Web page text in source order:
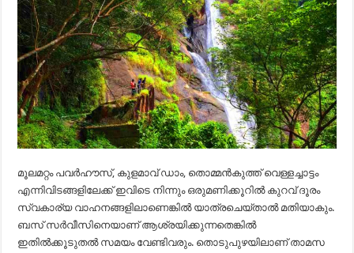
മൂലമറ്റം പവര്‍ഹൗസ്, കുളമാവ് ഡാം, തൊമ്മന്‍കുത്ത് വെള്ളച്ചാട്ടം
എന്നിവിടങ്ങളിലേക്ക് ഇവിടെ നിന്നും ഒരുമണിക്കൂറില്‍ കുറവ് ദൂരം
സ്വകാര്യ വാഹനങ്ങളിലാണെങ്കില്‍ യാത്രചെയ്താല്‍ മതിയാകും.
ബസ് സര്‍വീസിനെയാണ് ആശ്രയിക്കുന്നതെങ്കില്‍
ഇതില്‍ക്കൂടുതല്‍ സമയം വേണ്ടിവരും. തൊടുപുഴയിലാണ് താമസ